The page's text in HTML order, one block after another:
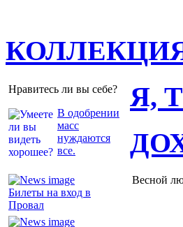
Нравитесь ли вы себе?
В одобрении
масс
нуждаются
все.
Я,
Билеты на вход в
Провал
Весной